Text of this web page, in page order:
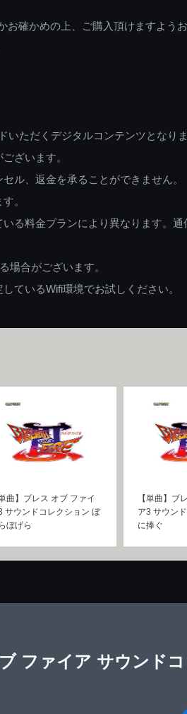
確かめの上、ご購入頂けますようお
ただくデジタルコンテンツとなり
ざいます。
ル、返金を承ることができません。
。
る料金プランにより異なります。
場合がございます。
ているWifi環境でお試しください。
単曲】ブレス オブ ファイ
サウンドコレクション ぼ
ぼげら
【単曲】ブ
ア3 サウン
に捧ぐ
ファイア サウンド